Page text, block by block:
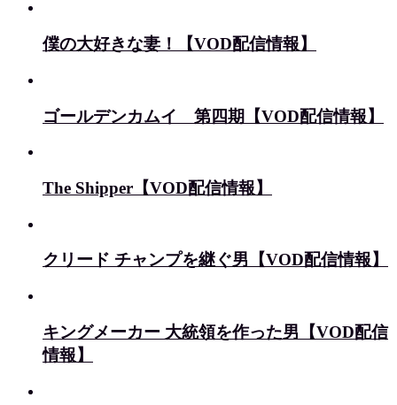
僕の大好きな妻！【VOD配信情報】
ゴールデンカムイ 第四期【VOD配信情報】
The Shipper【VOD配信情報】
クリード チャンプを継ぐ男【VOD配信情報】
キングメーカー 大統領を作った男【VOD配信
情報】